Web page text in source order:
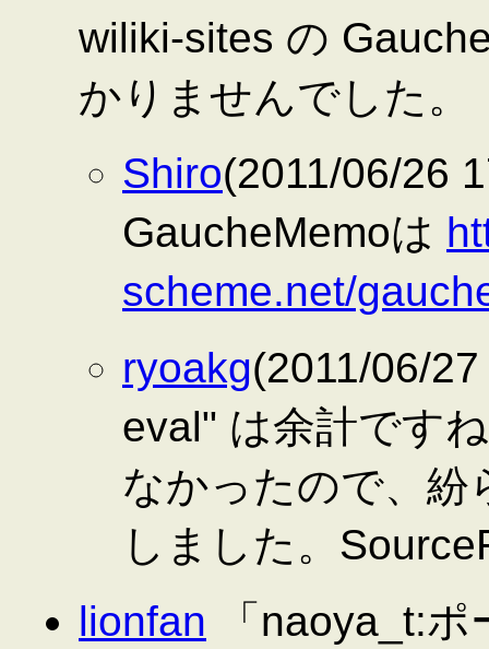
wiliki-sites の
かりませんでした。
Shiro(2011/06/26
GaucheMemoは
scheme.net/
ryoakg(2011/06/
eval" は余計です
なかったので、紛
しました。
lionfan 「naoya_t: